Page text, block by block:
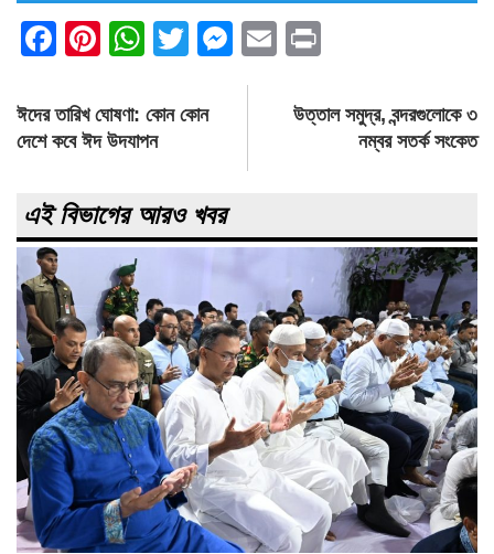
Facebook
Pinterest
WhatsApp
TwitterMessenger
Email
Post
navigation
ঈদের তারিখ ঘোষণা: কোন কোন
দেশে কবে ঈদ উদযাপন
উত্তাল সমুদ্র, বন্দরগুলোকে ৩
নম্বর সতর্ক সংকেত
এই বিভাগের আরও খবর